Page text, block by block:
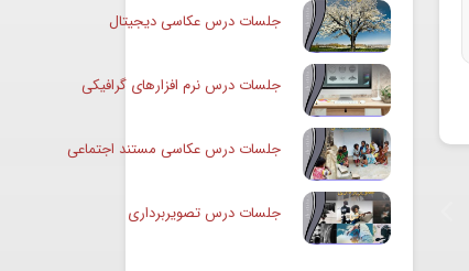
جلسات درس عکاسی دیجیتال
جلسات درس نرم افزارهای گرافیکی
جلسات درس عکاسی مستند اجتماعی
جلسات درس تصویربرداری